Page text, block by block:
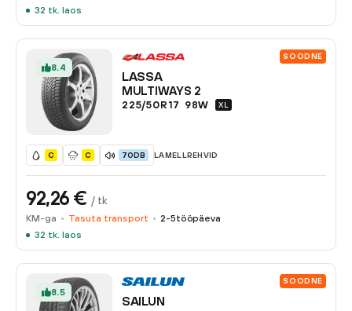
32 tk. laos
8.4
SOODNE
LASSA
MULTIWAYS 2
225/50R17 98W XL
C C 70DB LAMELLREHVID
92,26 € / tk
KM-ga Tasuta transport 2-5tööpäeva
32 tk. laos
8.5
SOODNE
SAILUN